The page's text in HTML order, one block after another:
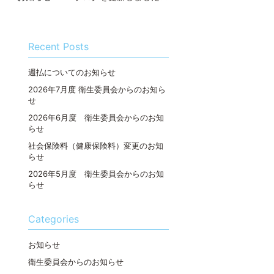
Recent Posts
週払についてのお知らせ
2026年7月度 衛生委員会からのお知ら
せ
2026年6月度 衛生委員会からのお知
らせ
社会保険料（健康保険料）変更のお知
らせ
2026年5月度 衛生委員会からのお知
らせ
Categories
お知らせ
衛生委員会からのお知らせ